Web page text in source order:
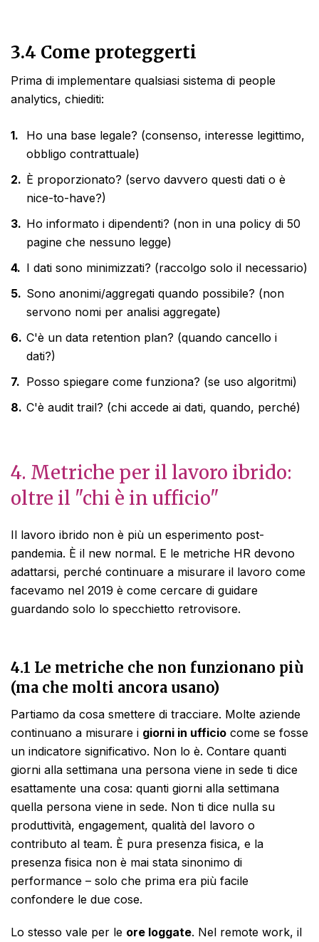
3.4 Come proteggerti
Prima di implementare qualsiasi sistema di people
analytics, chiediti:
Ho una base legale? (consenso, interesse legittimo,
obbligo contrattuale)
È proporzionato? (servo davvero questi dati o è
nice-to-have?)
Ho informato i dipendenti? (non in una policy di 50
pagine che nessuno legge)
I dati sono minimizzati? (raccolgo solo il necessario)
Sono anonimi/aggregati quando possibile? (non
servono nomi per analisi aggregate)
C'è un data retention plan? (quando cancello i
dati?)
Posso spiegare come funziona? (se uso algoritmi)
C'è audit trail? (chi accede ai dati, quando, perché)
4. Metriche per il lavoro ibrido:
oltre il "chi è in ufficio"
Il lavoro ibrido non è più un esperimento post-
pandemia. È il new normal. E le metriche HR devono
adattarsi, perché continuare a misurare il lavoro come
facevamo nel 2019 è come cercare di guidare
guardando solo lo specchietto retrovisore.
4.1 Le metriche che non funzionano più
(ma che molti ancora usano)
Partiamo da cosa smettere di tracciare. Molte aziende
continuano a misurare i giorni in ufficio come se fosse
un indicatore significativo. Non lo è. Contare quanti
giorni alla settimana una persona viene in sede ti dice
esattamente una cosa: quanti giorni alla settimana
quella persona viene in sede. Non ti dice nulla su
produttività, engagement, qualità del lavoro o
contributo al team. È pura presenza fisica, e la
presenza fisica non è mai stata sinonimo di
performance – solo che prima era più facile
confondere le due cose.
Lo stesso vale per le ore loggate. Nel remote work, il